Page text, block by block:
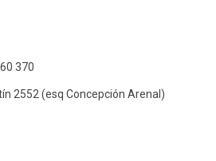
370
2552 (esq Concepción Arenal)